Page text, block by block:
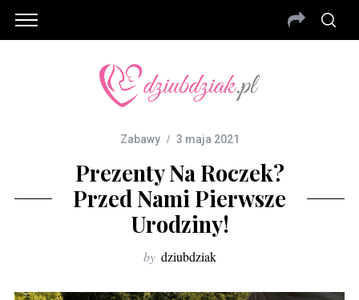
Zabawy 3 maja 2021
Prezenty Na Roczek?
Przed Nami Pierwsze
Urodziny!
by dziubdziak